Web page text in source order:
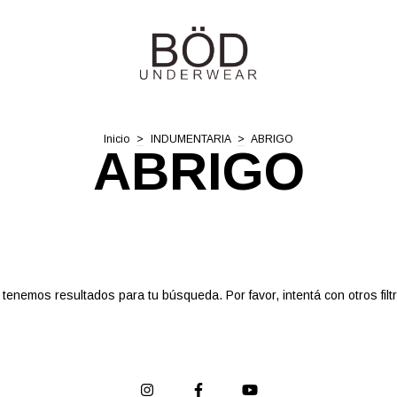
Inicio > INDUMENTARIA > ABRIGO
ABRIGO
tenemos resultados para tu búsqueda. Por favor, intentá con otros